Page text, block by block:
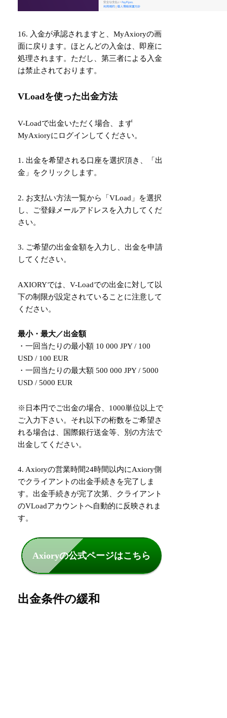
16. 入金が承認されますと、MyAxioryの画
面に戻ります。ほとんどの入金は、即座に
処理されます。ただし、第三者による入金
は禁止されております。
VLoadを使った出金方法
V-Loadで出金いただく場合、まず
MyAxioryにログインしてください。
1. 出金を希望される口座を選択頂き、「出
金」をクリックします。
2. お支払い方法一覧から「VLoad」を選択
し、ご登録メールアドレスを入力してくだ
さい。
3. ご希望の出金金額を入力し、出金を申請
してください。
AXIORYでは、V-Loadでの出金に対して以
下の制限が設定されていることに注意して
ください。
最小・最大／出金額
・一回当たりの最小額 10 000 JPY / 100
USD / 100 EUR
・一回当たりの最大額 500 000 JPY / 5000
USD / 5000 EUR
※日本円でご出金の場合、1000単位以上で
ご入力下さい。それ以下の桁数をご希望さ
れる場合は、国際銀行送金等、別の方法で
出金してください。
4. Axioryの営業時間24時間以内にAxiory側
でクライアントの出金手続きを完了しま
す。出金手続きが完了次第、クライアント
のVLoadアカウントへ自動的に反映されま
す。
Axioryの公式ページはこちら
出金条件の緩和